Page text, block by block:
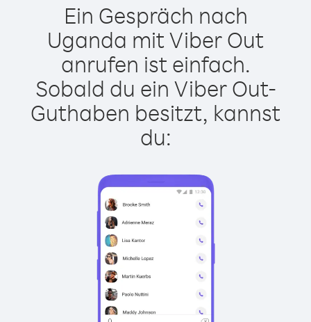
Ein Gespräch nach
Uganda mit Viber Out
anrufen ist einfach.
Sobald du ein Viber Out-
Guthaben besitzt, kannst
du: